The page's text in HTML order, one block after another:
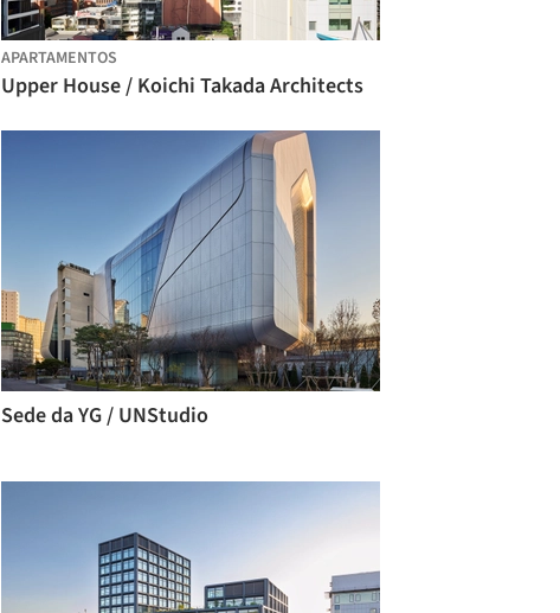
APARTAMENTOS
Upper House / Koichi Takada Architects
Sede da YG / UNStudio